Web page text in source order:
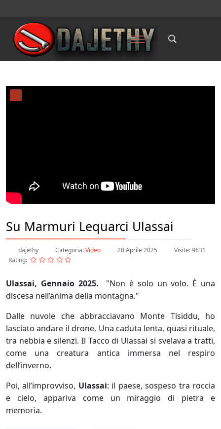
Su Marmuri Lequarci Ulassai
dajethy Categoria:Video 20 Aprile 2025
Visite: 9631
Rating:
Ulassai, Gennaio 2025. "Non è solo un volo. È una
discesa nell’anima della montagna."
Dalle nuvole che abbracciavano Monte Tisiddu, ho
lasciato andare il drone. Una caduta lenta, quasi rituale,
tra nebbia e silenzi. Il Tacco di Ulassai si svelava a tratti,
come una creatura antica immersa nel respiro
dell’inverno.
Poi, all’improvviso, Ulassai: il paese, sospeso tra roccia
e cielo, appariva come un miraggio di pietra e
memoria.